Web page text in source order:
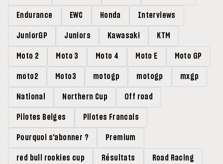
Endurance EWC Honda Interviews
JuniorGP Juniors Kawasaki KTM
Moto 2 Moto 3 Moto 4 Moto E Moto GP
moto2 Moto3 motogp motogp mxgp
National Northern Cup Off road
Pilotes Belges Pilotes Francais
Pourquoi s'abonner ? Premium
red bull rookies cup Résultats Road Racing